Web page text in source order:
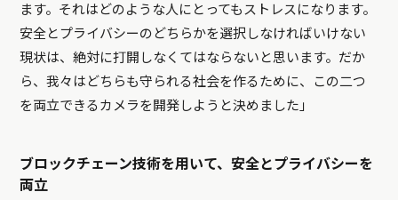
ます。それはどのような人にとってもストレスになります。
安全とプライバシーのどちらかを選択しなければいけない
現状は、絶対に打開しなくてはならないと思います。だか
ら、我々はどちらも守られる社会を作るために、この二つ
を両立できるカメラを開発しようと決めました」
ブロックチェーン技術を用いて、安全とプライバシーを
両立